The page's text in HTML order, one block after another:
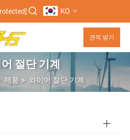
KO
견적 받기
절단 기계
제품 > 와이어 절단 기계